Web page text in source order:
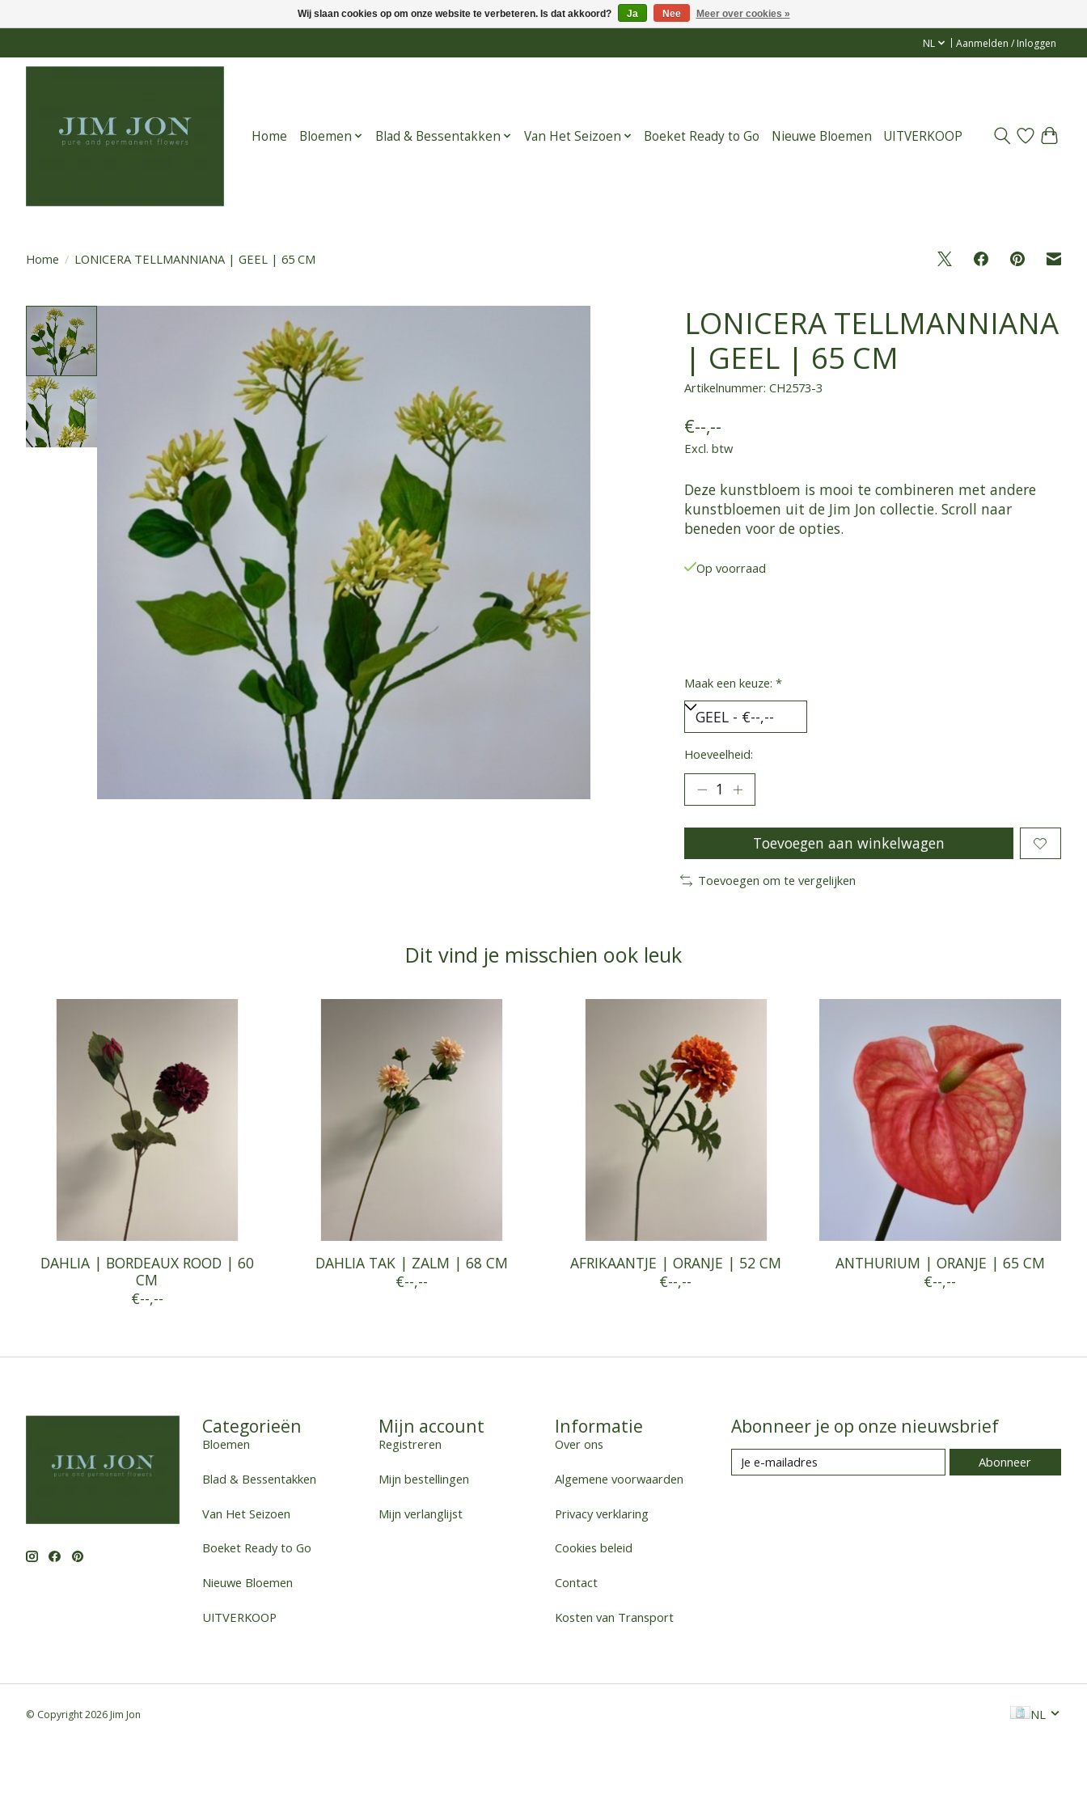
NL Aanmelden / Inloggen
Home Bloemen Blad & Bessentakken Van Het Seizoen Boeket Ready to Go Nieuwe Bloemen UITVERKOOP
Home / LONICERA TELLMANNIANA | GEEL | 65 CM
Product image slideshow Items
LONICERA TELLMANNIANA
| GEEL | 65 CM
Artikelnummer: CH2573-3
€--,--
Excl. btw
Deze kunstbloem is mooi te combineren met andere
kunstbloemen uit de Jim Jon collectie. Scroll naar
beneden voor de opties.
Op voorraad
Maak een keuze: *
Hoeveelheid:
Toevoegen aan winkelwagen
Toevoegen om te vergelijken
Dit vind je misschien ook leuk
DAHLIA | BORDEAUX ROOD | 60
CM
€--,--
DAHLIA TAK | ZALM | 68 CM
€--,--
AFRIKAANTJE | ORANJE | 52 CM
€--,--
ANTHURIUM | ORANJE | 65 CM
€--,--
Categorieën
Bloemen
Blad & Bessentakken
Van Het Seizoen
Boeket Ready to Go
Nieuwe Bloemen
UITVERKOOP
Mijn account
Registreren
Mijn bestellingen
Mijn verlanglijst
Informatie
Over ons
Algemene voorwaarden
Privacy verklaring
Cookies beleid
Contact
Kosten van Transport
Abonneer je op onze nieuwsbrief
Abonneer
© Copyright 2026 Jim Jon NL
Wij slaan cookies op om onze website te verbeteren. Is dat akkoord? Ja Nee Meer over cookies »